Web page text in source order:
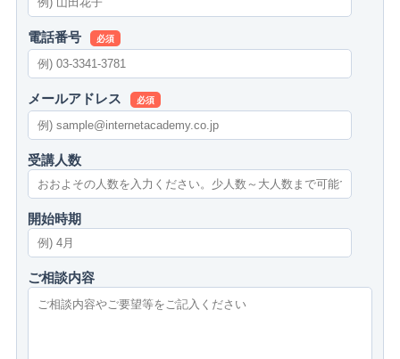
電話番号 必須
メールアドレス 必須
受講人数
開始時期
ご相談内容